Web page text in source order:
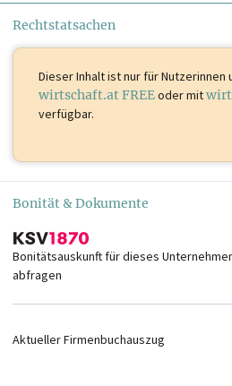
Rechtstatsachen
Dieser Inhalt istnur für Nutzerinnen
wirtschaft.at FREEoder mit
verfügbar.
Bonität & Dokumente
Bonitätsauskunft für dieses
abfragen
Aktueller Firmenbuchauszug